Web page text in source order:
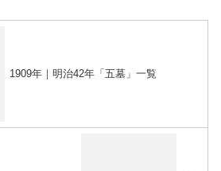
1909年｜明治42年「五墓」一覧